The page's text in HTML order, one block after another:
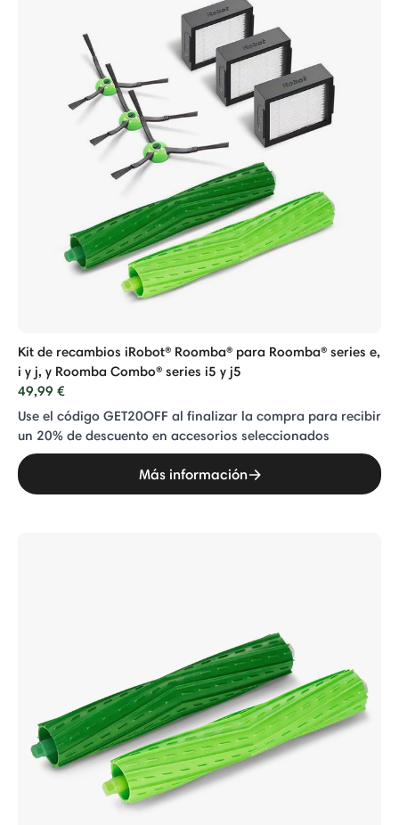
Kit de recambios iRobot® Roomba® para Roomba® series e,
i y j, y Roomba Combo® series i5 y j5
49,99 €
Use el código GET20OFF al finalizar la compra para recibir
un 20% de descuento en accesorios seleccionados
Más información